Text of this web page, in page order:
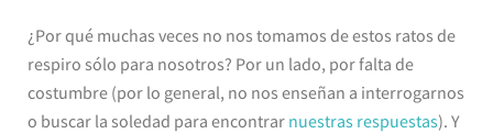
¿Por qué muchas veces no nos tomamos de estos ratos de
respiro sólo para nosotros? Por un lado, por falta de
costumbre (por lo general, no nos enseñan a interrogarnos
o buscar la soledad para encontrar nuestras respuestas). Y